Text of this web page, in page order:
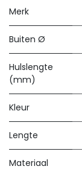
Merk
Buiten Ø
Hulslengte
(mm)
Kleur
Lengte
Materiaal